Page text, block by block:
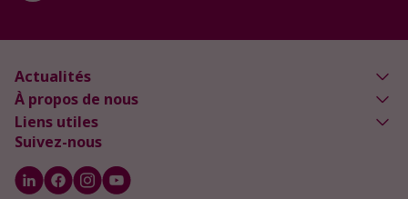
Actualités
À propos de nous
Liens utiles
Suivez-nous